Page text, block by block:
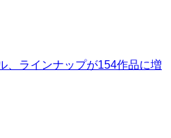
、ラインナップが154作品に増